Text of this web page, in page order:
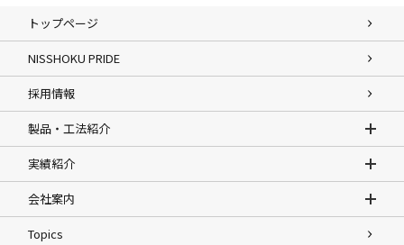
トップページ
NISSHOKU PRIDE
採用情報
製品・工法紹介
実績紹介
会社案内
Topics